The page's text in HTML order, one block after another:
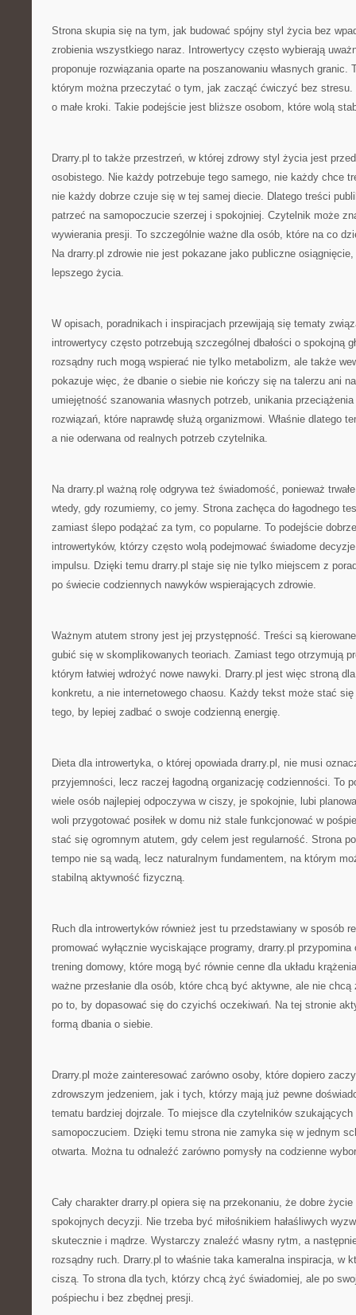
Strona skupia się na tym, jak budować spójny styl życia bez
zrobienia wszystkiego naraz. Introwertycy często wybierają
proponuje rozwiązania oparte na poszanowaniu własnych granic.
którym można przeczytać o tym, jak zacząć ćwiczyć bez stresu.
o małe kroki. Takie podejście jest bliższe osobom, które wolą
Drarry.pl to także przestrzeń, w której zdrowy styl życia jest
osobistego. Nie każdy potrzebuje tego samego, nie każdy chce
nie każdy dobrze czuje się w tej samej diecie. Dlatego treści
patrzeć na samopoczucie szerzej i spokojniej. Czytelnik może
wywierania presji. To szczególnie ważne dla osób, które na co
Na drarry.pl zdrowie nie jest pokazane jako publiczne
lepszego życia.
W opisach, poradnikach i inspiracjach przewijają się tematy
introwertycy często potrzebują szczególnej dbałości o spokojną
rozsądny ruch mogą wspierać nie tylko metabolizm, ale także
pokazuje więc, że dbanie o siebie nie kończy się na talerzu ani
umiejętność szanowania własnych potrzeb, unikania
rozwiązań, które naprawdę służą organizmowi. Właśnie dlatego
a nie oderwana od realnych potrzeb czytelnika.
Na drarry.pl ważną rolę odgrywa też świadomość, ponieważ
wtedy, gdy rozumiemy, co jemy. Strona zachęca do łagodnego
zamiast ślepo podążać za tym, co popularne. To podejście
introwertyków, którzy często wolą podejmować świadome decyzje
impulsu. Dzięki temu drarry.pl staje się nie tylko miejscem z
po świecie codziennych nawyków wspierających zdrowie.
Ważnym atutem strony jest jej przystępność. Treści są
gubić się w skomplikowanych teoriach. Zamiast tego otrzymują
którym łatwiej wdrożyć nowe nawyki. Drarry.pl jest więc stroną
konkretu, a nie internetowego chaosu. Każdy tekst może stać się
tego, by lepiej zadbać o swoje codzienną energię.
Dieta dla introwertyka, o której opowiada drarry.pl, nie musi
przyjemności, lecz raczej łagodną organizację codzienności. To
wiele osób najlepiej odpoczywa w ciszy, je spokojnie, lubi
woli przygotować posiłek w domu niż stale funkcjonować w
stać się ogromnym atutem, gdy celem jest regularność. Strona
tempo nie są wadą, lecz naturalnym fundamentem, na którym
stabilną aktywność fizyczną.
Ruch dla introwertyków również jest tu przedstawiany w sposób
promować wyłącznie wyciskające programy, drarry.pl
trening domowy, które mogą być równie cenne dla układu
ważne przesłanie dla osób, które chcą być aktywne, ale nie
po to, by dopasować się do czyichś oczekiwań. Na tej stronie
formą dbania o siebie.
Drarry.pl może zainteresować zarówno osoby, które dopiero
zdrowszym jedzeniem, jak i tych, którzy mają już pewne
tematu bardziej dojrzale. To miejsce dla czytelników
samopoczuciem. Dzięki temu strona nie zamyka się w jednym
otwarta. Można tu odnaleźć zarówno pomysły na codzienne
Cały charakter drarry.pl opiera się na przekonaniu, że dobre
spokojnych decyzji. Nie trzeba być miłośnikiem hałaśliwych
skutecznie i mądrze. Wystarczy znaleźć własny rytm, a
rozsądny ruch. Drarry.pl to właśnie taka kameralna inspiracja, w
ciszą. To strona dla tych, którzy chcą żyć świadomiej, ale po
pośpiechu i bez zbędnej presji.